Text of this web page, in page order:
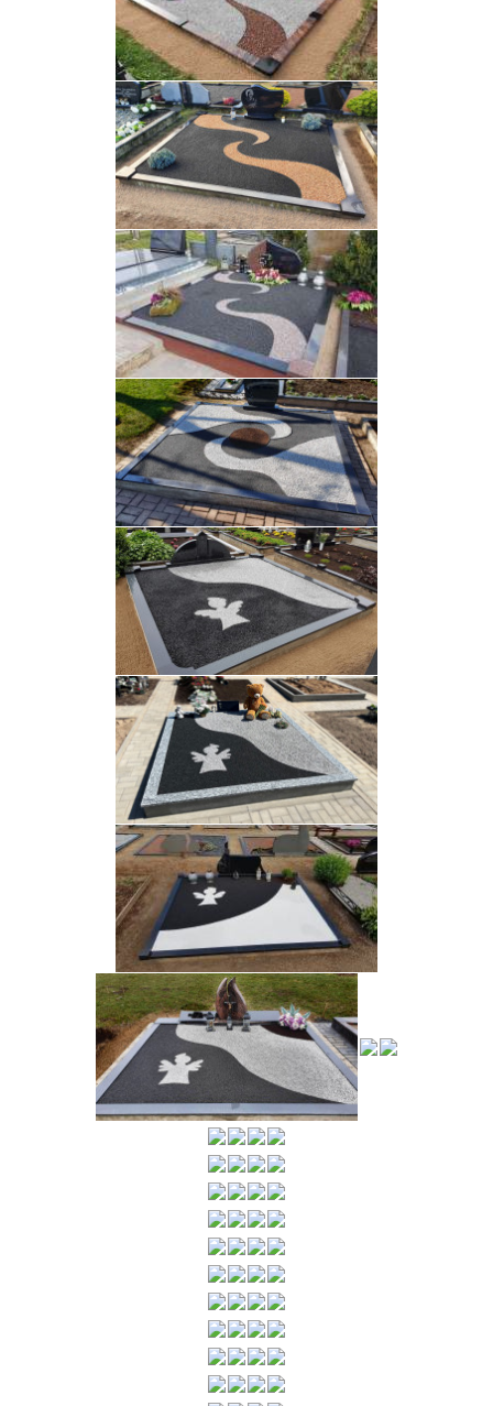
… … …
…
…
… …
…
…
… …
…
…
… …
…
…
… …
…
…
… …
…
…
… …
…
…
… …
…
…
… …
…